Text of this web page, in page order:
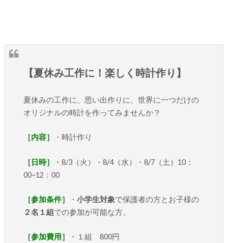
【夏休み工作に！楽しく時計作り】
夏休みの工作に、思い出作りに、世界に一つだけの
オリジナルの時計を作ってみませんか？
［内容］ ・時計作り
［日時］
・8/3（火）・8/4（水）・8/7（土）10：
00~12：00
［参加条件］ ・小学生対象で保護者の方とお子様の
２名１組での参加が可能な方。
［参加費用］ ・１組 800円